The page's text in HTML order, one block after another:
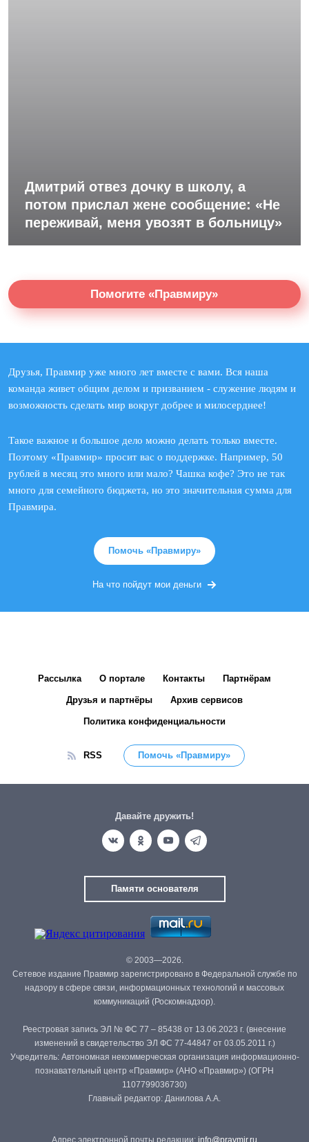
Дмитрий отвез дочку в школу, а
потом прислал жене сообщение: «Не
переживай, меня увозят в больницу»
Помогите «Правмиру»
Друзья, Правмир уже много лет вместе с вами. Вся наша
команда живет общим делом и призванием - служение людям и
возможность сделать мир вокруг добрее и милосерднее!
Такое важное и большое дело можно делать только вместе.
Поэтому «Правмир» просит вас о поддержке. Например, 50
рублей в месяц это много или мало? Чашка кофе? Это не так
много для семейного бюджета, но это значительная сумма для
Правмира.
Помочь «Правмиру»
На что пойдут мои деньги
Рассылка О портале Контакты Партнёрам
Друзья и партнёры Архив сервисов
Политика конфиденциальности
RSS Помочь «Правмиру»
Давайте дружить!
Памяти основателя
© 2003—2026.
Сетевое издание Правмир зарегистрировано в Федеральной службе по
надзору в сфере связи, информационных технологий и массовых
коммуникаций (Роскомнадзор).
Реестровая запись ЭЛ № ФС 77 – 85438 от 13.06.2023 г. (внесение
изменений в свидетельство ЭЛ ФС 77-44847 от 03.05.2011 г.)
Учредитель: Автономная некоммерческая организация информационно-
познавательный центр «Правмир» (АНО «Правмир») (ОГРН
1107799036730)
Главный редактор: Данилова А.А.
Адрес электронной почты редакции: info@pravmir.ru